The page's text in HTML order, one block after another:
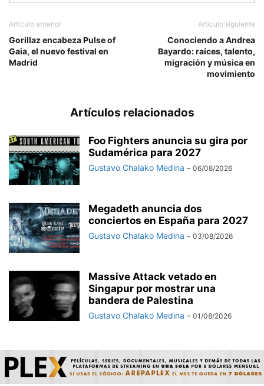
Artículo anterior
Gorillaz encabeza Pulse of
Gaia, el nuevo festival en
Madrid
Artículo siguiente
Conociendo a Andrea
Bayardo: raíces, talento,
migración y música en
movimiento
Artículos relacionados
Foo Fighters anuncia su gira por
Sudamérica para 2027
Gustavo Chalako Medina - 06/08/2026
Megadeth anuncia dos
conciertos en España para 2027
Gustavo Chalako Medina - 03/08/2026
Massive Attack vetado en
Singapur por mostrar una
bandera de Palestina
Gustavo Chalako Medina - 01/08/2026